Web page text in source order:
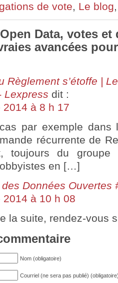
de vote, Le blog
Data, votes
avancées
Règlement s’étoffe |
Lexpress dit :
2014 à 8 h 17
par exemple dans
récurrente de
toujours du
en […]
Données Ouvertes
2014 à 10 h 08
la suite, rendez-vous
Nom (obligatoire)
Courriel (ne sera pas publié)